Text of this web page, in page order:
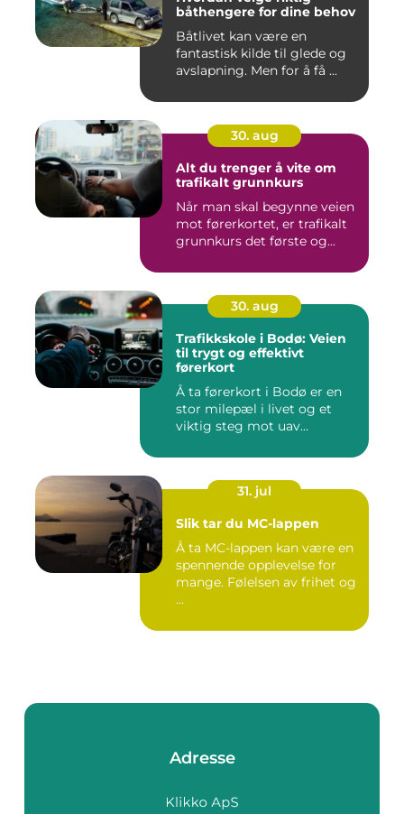
båthengere for dine behov
Båtlivet kan være en
fantastisk kilde til glede og
avslapning. Men for å få ...
30. aug
Alt du trenger å vite om
trafikalt grunnkurs
Når man skal begynne veien
mot førerkortet, er trafikalt
grunnkurs det første og...
30. aug
Trafikkskole i Bodø: Veien
til trygt og effektivt
førerkort
Å ta førerkort i Bodø er en
stor milepæl i livet og et
viktig steg mot uav...
31. jul
Slik tar du MC-lappen
Å ta MC-lappen kan være en
spennende opplevelse for
mange. Følelsen av frihet og
...
Adresse